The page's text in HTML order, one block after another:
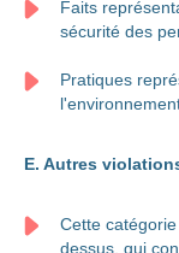
Faits
sécurité des
Pratiques
E. Autres
Cette
dessus, qui